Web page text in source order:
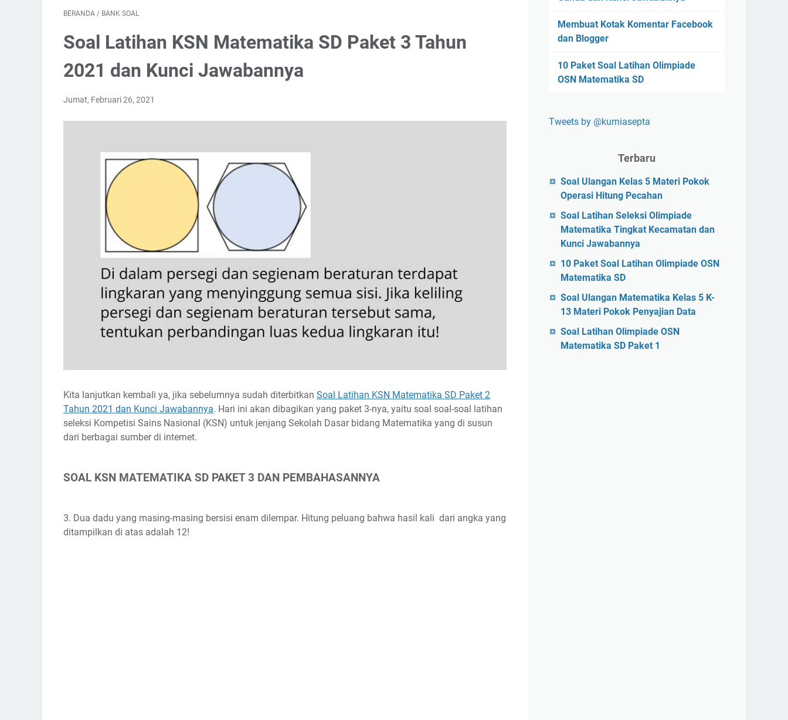
BERANDA / BANK SOAL
Soal Latihan KSN Matematika SD Paket 3 Tahun
2021 dan Kunci Jawabannya
Jumat, Februari 26, 2021
Kita lanjutkan kembali ya, jika sebelumnya sudah diterbitkan Soal Latihan KSN Matematika SD Paket 2
Tahun 2021 dan Kunci Jawabannya. Hari ini akan dibagikan yang paket 3-nya, yaitu soal soal-soal latihan
seleksi Kompetisi Sains Nasional (KSN) untuk jenjang Sekolah Dasar bidang Matematika yang di susun
dari berbagai sumber di internet.
SOAL KSN MATEMATIKA SD PAKET 3 DAN PEMBAHASANNYA
3. Dua dadu yang masing-masing bersisi enam dilempar. Hitung peluang bahwa hasil kali dari angka yang
ditampilkan di atas adalah 12!
Membuat Kotak Komentar Facebook
dan Blogger
10 Paket Soal Latihan Olimpiade
OSN Matematika SD
Tweets by @kurniasepta
Terbaru
Soal Ulangan Kelas 5 Materi Pokok
Operasi Hitung Pecahan
Soal Latihan Seleksi Olimpiade
Matematika Tingkat Kecamatan dan
Kunci Jawabannya
10 Paket Soal Latihan Olimpiade OSN
Matematika SD
Soal Ulangan Matematika Kelas 5 K-
13 Materi Pokok Penyajian Data
Soal Latihan Olimpiade OSN
Matematika SD Paket 1